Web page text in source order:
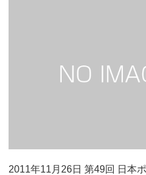
2011年11月26日 第49回 日本